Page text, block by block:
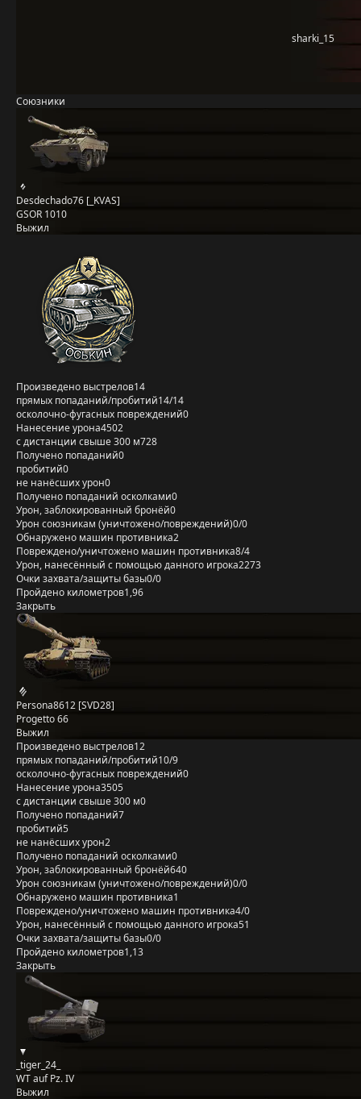
sharki_15
Союзники
Desdechado76 [_KVAS]
GSOR 1010
Выжил
Произведено выстрелов14
прямых попаданий/пробитий14/14
осколочно-фугасных повреждений0
Нанесение урона4502
с дистанции свыше 300 м728
Получено попаданий0
пробитий0
не нанёсших урон0
Получено попаданий осколками0
Урон, заблокированный бронёй0
Урон союзникам (уничтожено/повреждений)0/0
Обнаружено машин противника2
Повреждено/уничтожено машин противника8/4
Урон, нанесённый с помощью данного игрока2273
Очки захвата/защиты базы0/0
Пройдено километров1,96
Закрыть
Persona8612 [SVD28]
Progetto 66
Выжил
Произведено выстрелов12
прямых попаданий/пробитий10/9
осколочно-фугасных повреждений0
Нанесение урона3505
с дистанции свыше 300 м0
Получено попаданий7
пробитий5
не нанёсших урон2
Получено попаданий осколками0
Урон, заблокированный бронёй640
Урон союзникам (уничтожено/повреждений)0/0
Обнаружено машин противника1
Повреждено/уничтожено машин противника4/0
Урон, нанесённый с помощью данного игрока51
Очки захвата/защиты базы0/0
Пройдено километров1,13
Закрыть
_tiger_24_
WT auf Pz. IV
Выжил